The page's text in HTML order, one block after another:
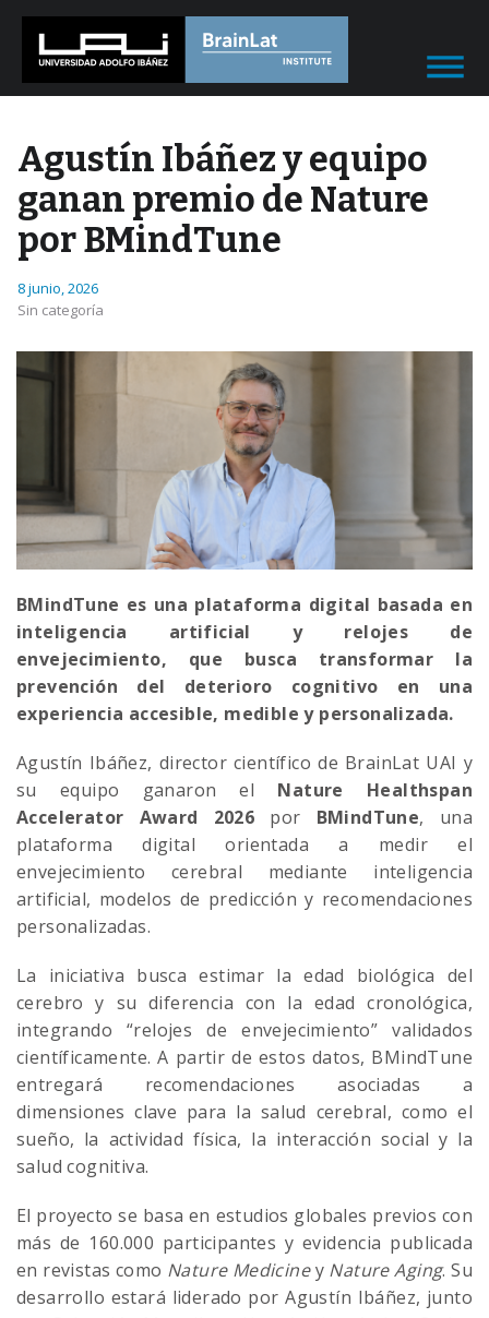
Agustín Ibáñez y equipo
ganan premio de Nature
por BMindTune
8 junio, 2026
Sin categoría
BMindTune es una plataforma digital basada en
inteligencia artificial y relojes de
envejecimiento, que busca transformar la
prevención del deterioro cognitivo en una
experiencia accesible, medible y personalizada.
Agustín Ibáñez, director científico de BrainLat UAI y
su equipo ganaron el Nature Healthspan
Accelerator Award 2026 por BMindTune, una
plataforma digital orientada a medir el
envejecimiento cerebral mediante inteligencia
artificial, modelos de predicción y recomendaciones
personalizadas.
La iniciativa busca estimar la edad biológica del
cerebro y su diferencia con la edad cronológica,
integrando “relojes de envejecimiento” validados
científicamente. A partir de estos datos, BMindTune
entregará recomendaciones asociadas a
dimensiones clave para la salud cerebral, como el
sueño, la actividad física, la interacción social y la
salud cognitiva.
El proyecto se basa en estudios globales previos con
más de 160.000 participantes y evidencia publicada
en revistas como Nature Mediciney Nature Aging. Su
desarrollo estará liderado por Agustín Ibáñez, junto